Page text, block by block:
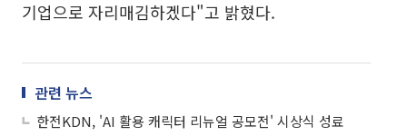
기업으로 자리매김하겠다"고 밝혔다.
관련 뉴스
한전KDN, 'AI 활용 캐릭터 리뉴얼 공모전' 시상식 성료